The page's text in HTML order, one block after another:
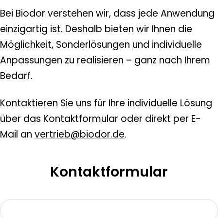
Bei Biodor verstehen wir, dass jede Anwendung
einzigartig ist. Deshalb bieten wir Ihnen die
Möglichkeit, Sonderlösungen und individuelle
Anpassungen zu realisieren – ganz nach Ihrem
Bedarf.
Kontaktieren Sie uns für Ihre individuelle Lösung
über das Kontaktformular oder direkt per E-
Mail an vertrieb@biodor.de.
Kontaktformular